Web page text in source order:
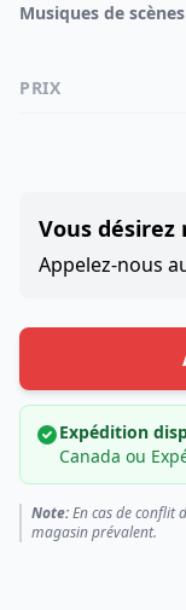
Musiques de scènes
PRIX
Vous désirez
Appelez-nous
Expédition
Canada ou
Note:En cas de conflit
magasin prévalent.